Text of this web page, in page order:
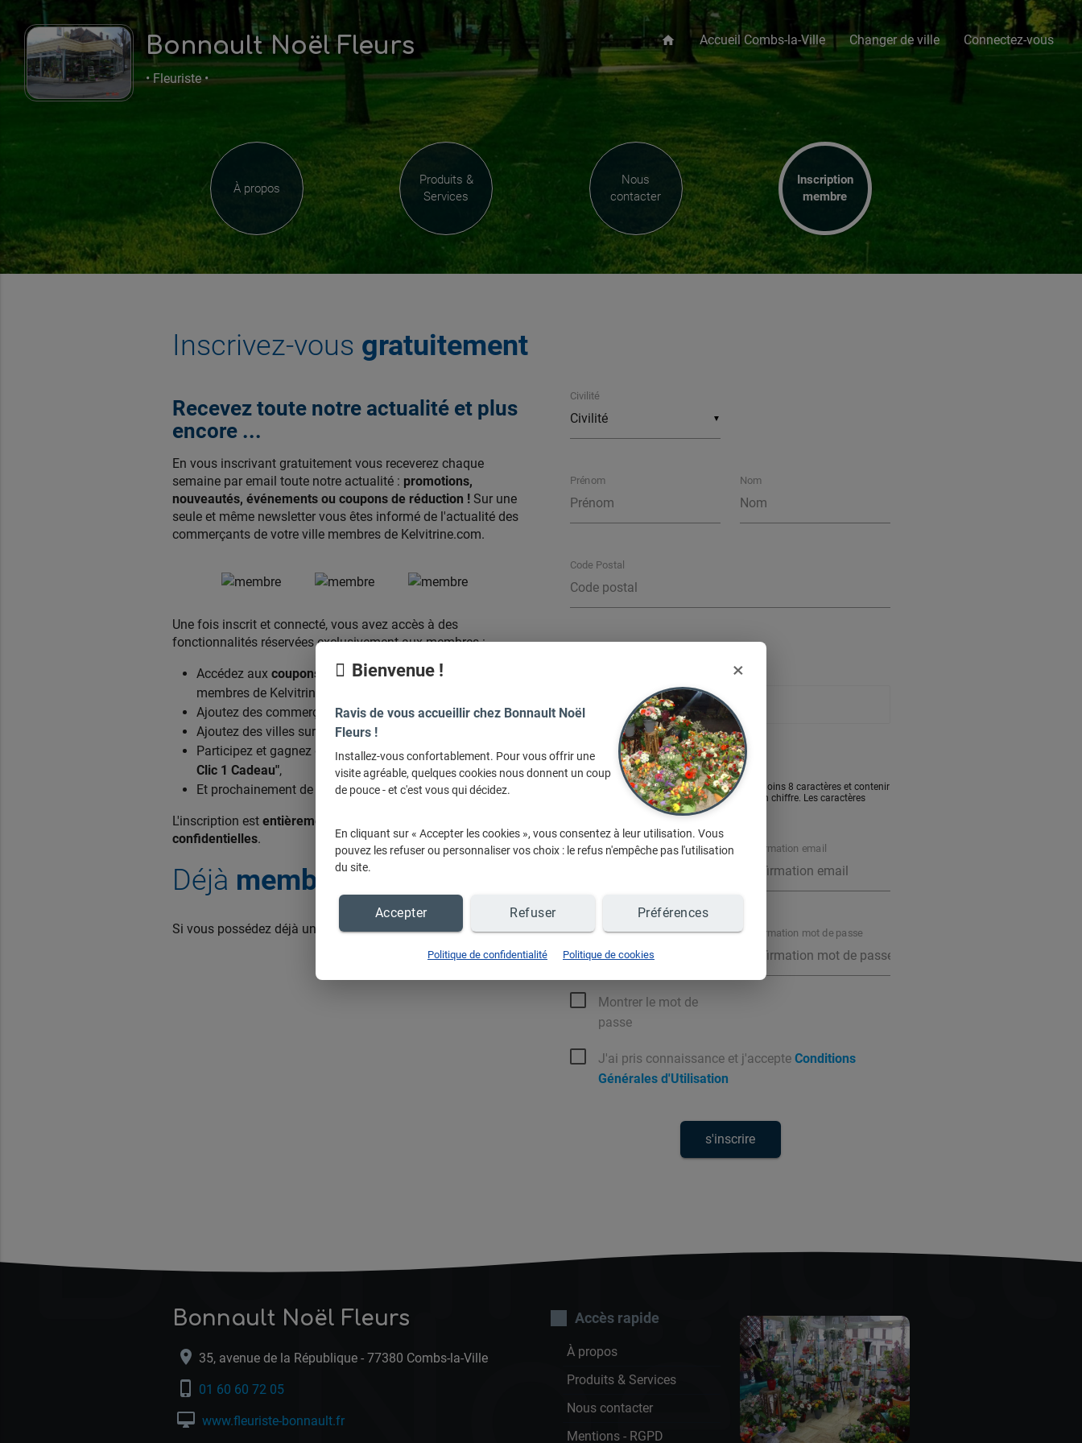
Bonnault Noël Fleurs
• Fleuriste •
home Accueil Combs-la-Ville Changer de ville Connectez-vous
À propos
Produits &
Services
Nous
contacter
Inscription
membre
Inscrivez-vous gratuitement
Recevez toute notre actualité et plus
encore ...
En vous inscrivant gratuitement vous receverez chaque
semaine par email toute notre actualité : promotions,
nouveautés, événements ou coupons de réduction !Sur une
seule et même newsletter vous êtes informé de l'actualité des
commerçants de votre ville membres de Kelvitrine.com.
Une fois inscrit et connecté, vous avez accès à des
fonctionnalités réservées exclusivement aux membres :
Accédez aux coupons de réductionsdes commerçants
membres de Kelvitrine.com,
Ajoutez des commerçants sur votre liste defavoris,
Ajoutez des villes sur votre liste de favoris,
Participez et gagnez de
nombreux cadeauxavec le jeu"1
Clic 1 Cadeau",
Et prochainement de nouvelles fonctionnalités ...
L'inscription est entièrement gratuite
confidentielles.
Déjà membre?
Si vous possédez déjà un compte :Connectez-vous
▼
Civilité
Prénom Nom
Code Postal
Votre mot de passe doit être composé d'au moins 8 caractères et contenir
au moins une majuscule, une minuscule et un chiffre. Les caractères
spéciaux ne sont pas autorisés.
Email de connexion Confirmation email
Mot de passe Confirmation mot de passe
Montrer le mot de
passe
J'ai pris connaissance et j'accepte Conditions
Générales d'Utilisation
Bonnault
Bonnault Noël Fleurs
location_on 35, avenue de la République - 77380 Combs-la-Ville
phone_iphone 01 60 60 72 05
desktop_mac www.fleuriste-bonnault.fr
Accès rapide
À propos
Produits & Services
Nous contacter
Mentions - RGPD
Bienvenue ! ×
Ravis de vous accueillir chez Bonnault Noël
Fleurs !
Installez-vous confortablement. Pour vous offrir une
visite agréable, quelques cookies nous donnent un coup
de pouce - et c'est vous qui décidez.
En cliquant sur « Accepter les cookies », vous consentez à leur utilisation. Vous
pouvez les refuser ou personnaliser vos choix : le refus n'empêche pas l'utilisation
du site.
Accepter Refuser Préférences
Politique de confidentialité Politique de cookies